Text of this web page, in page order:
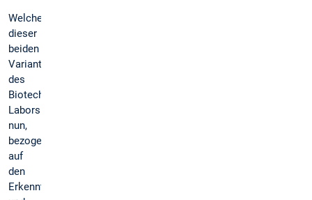
Welche
dieser
beiden
Varianten
des
Biotechnologischen
Labors
nun,
bezogen
auf
den
Erkenntnisgewinn